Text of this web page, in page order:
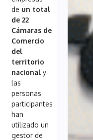
de un total
de 22
Cámaras de
Comercio
del
territorio
nacional y
las
personas
participantes
han
utilizado un
gestor de